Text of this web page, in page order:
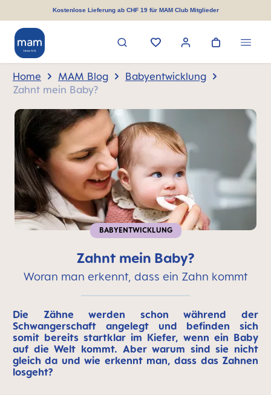
springenKostenlose Lieferung ab CHF 19 für MAM Club Mitglieder
Home MAM Blog
Babyentwicklung
Zahnt mein Baby?
BABYENTWICKLUNG
Zahnt mein Baby?
Woran man erkennt, dass ein Zahn kommt
Die Zähne werden schon während der
Schwangerschaft angelegt und befinden sich
somit bereits startklar im Kiefer, wenn ein Baby
auf die Welt kommt. Aber warum sind sie nicht
gleich da und wie erkennt man, dass das Zahnen
losgeht?